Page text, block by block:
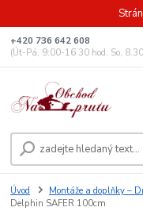
+420 736 642 608
(Út-Pá, 9:00-16.30 hod. So,
Úvod Montáže a doplňky –
Delphin SAFER 100cm